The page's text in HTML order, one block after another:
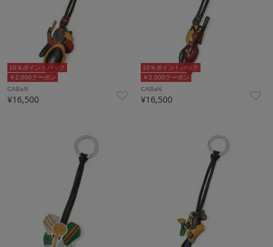
￥2,000クーポン
10％ポイントバック
CABaN
¥16,500
￥2,000クーポン
10％ポイントバック
CABaN
¥16,500